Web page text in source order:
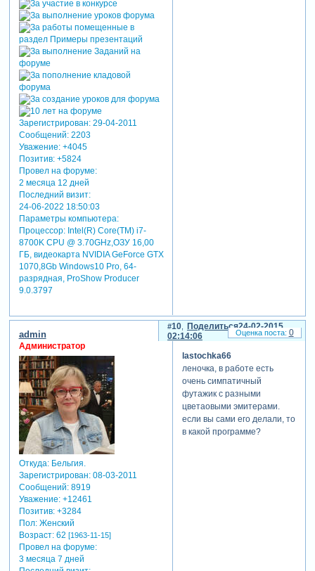
Зарегистрирован: 29-04-2011
Сообщений:2203
Уважение: +4045
Позитив: +5824
Провел на форуме:
2 месяца 12 дней
Последний визит:
24-06-2022 18:50:03
Параметры компьютера:
Процессор: Intel(R) Core(TM) i7-
8700K CPU @ 3.70GHz,ОЗУ 16,00
ГБ, видеокарта NVIDIA GeForce GTX
1070,8Gb Windows10 Pro, 64-
разрядная, ProShow Producer
9.0.3797
Поделиться
10
24-02-2015
02:14:06
admin
Администратор
Откуда:Бельгия.
Зарегистрирован: 08-03-2011
Сообщений:8919
Уважение: +12461
Позитив: +3284
Пол:Женский
Возраст:62 [1963-11-15]
Провел на форуме:
3 месяца 7 дней
lastochka66
леночка, в работе есть
очень симпатичный
футажик с разными
цветаовыми эмитерами.
если вы сами его делали, то
в какой программе?
0